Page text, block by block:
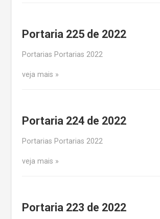
Portaria 225 de 2022
Portarias Portarias 2022
veja mais
Portaria 224 de 2022
Portarias Portarias 2022
veja mais
Portaria 223 de 2022